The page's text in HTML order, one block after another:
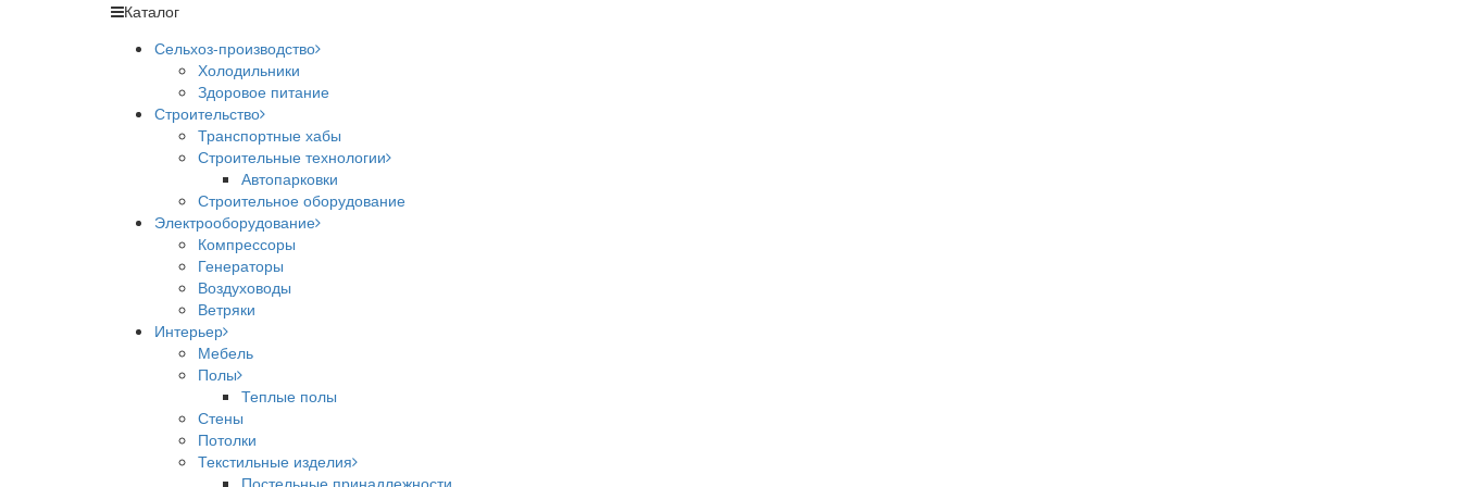
Каталог
Сельхоз-производство
Холодильники
Здоровое питание
Строительство
Транспортные хабы
Строительные технологии
Автопарковки
Строительное оборудование
Электрооборудование
Компрессоры
Генераторы
Воздуховоды
Ветряки
Интерьер
Мебель
Полы
Теплые полы
Стены
Потолки
Текстильные изделия
Постельные принадлежности